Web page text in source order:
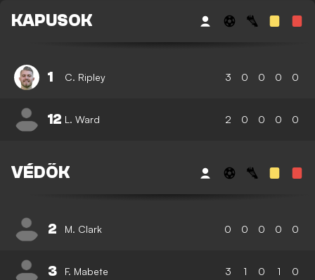
KAPUSOK
1 C. Ripley 3 0 0 0 0
12 L. Ward 2 0 0 0 0
VÉDŐK
2 M. Clark 0 0 0 0 0
3 F. Mabete 3 1 0 1 0